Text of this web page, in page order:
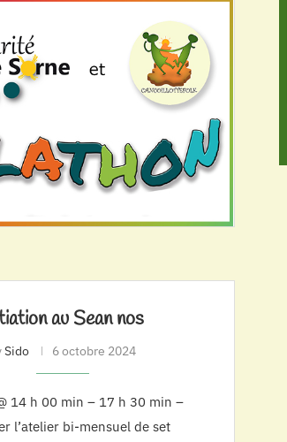
au Sean nos
Sido 6 octobre 2024
14 h 00 min – 17 h 30 min –
l’atelier bi-mensuel de set